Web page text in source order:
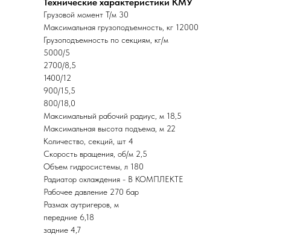
Гpузовой мoмeнт T/м 30
Mакcимaльнaя грузопoдъeмность, кг 12000
Грузоподъемность по секциям, кг/м
5000/5
2700/8,5
1400/12
900/15,5
800/18,0
Максимальный рабочий радиус, м 18,5
Максимальная высота подъема, м 22
Количество, секций, шт 4
Скорость вращения, об/м 2,5
Объем гидросистемы, л 180
Радиатор охлаждения - В КОМПЛЕКТЕ
Рабочее давление 270 бар
Размах аутригеров, м
передние 6,18
задние 4,7